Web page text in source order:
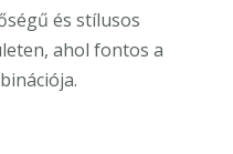
és stílusos
ahol fontos a